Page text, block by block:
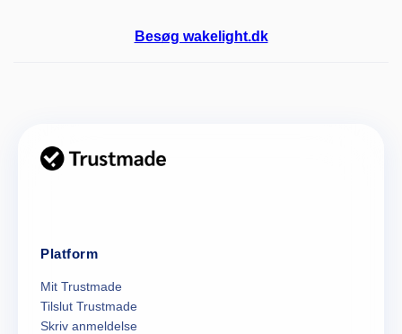
Besøg wakelight.dk
Platform
Mit Trustmade
Tilslut Trustmade
Skriv anmeldelse